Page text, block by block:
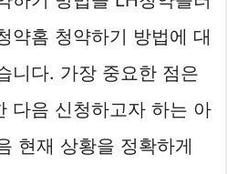
약홈 청약하기 방법에 대
니다. 가장 중요한 점은
다음 신청하고자 하는 아
현재 상황을 정확하게